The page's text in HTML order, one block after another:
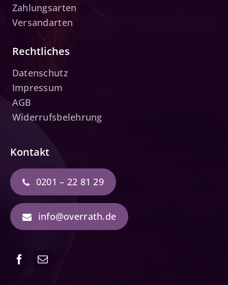
Kontakt
0201 – 22 81 29
info@overrath.de
Zahlungsarten
Versandarten
Rechtliches
Datenschutz
Impressum
AGB
Widerrufsbelehrung